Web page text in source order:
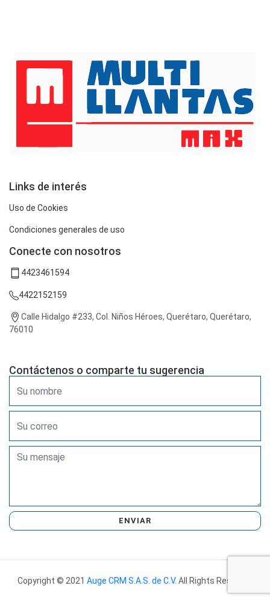
Links de interés
Uso de Cookies
Condiciones generales de uso
Conecte con nosotros
4423461594
4422152159
Calle Hidalgo #233, Col. Niños Héroes, Querétaro, Querétaro,
76010
Contáctenos o comparte tu sugerencia
ENVIAR
Copyright © 2021 Auge CRM S.A.S. de C.V. All Rights Reserved